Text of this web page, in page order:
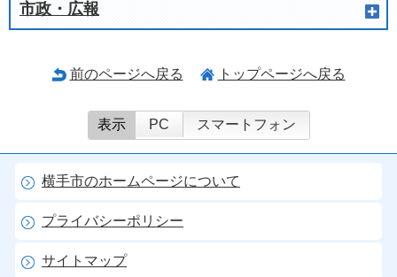
市政・広報
前のページへ戻る トップページへ戻る
表示 PC スマートフォン
横手市のホームページについて
プライバシーポリシー
サイトマップ